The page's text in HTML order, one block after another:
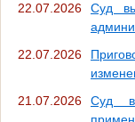
22.07.2026
Суд
22.07.2026
21.07.2026
Суд